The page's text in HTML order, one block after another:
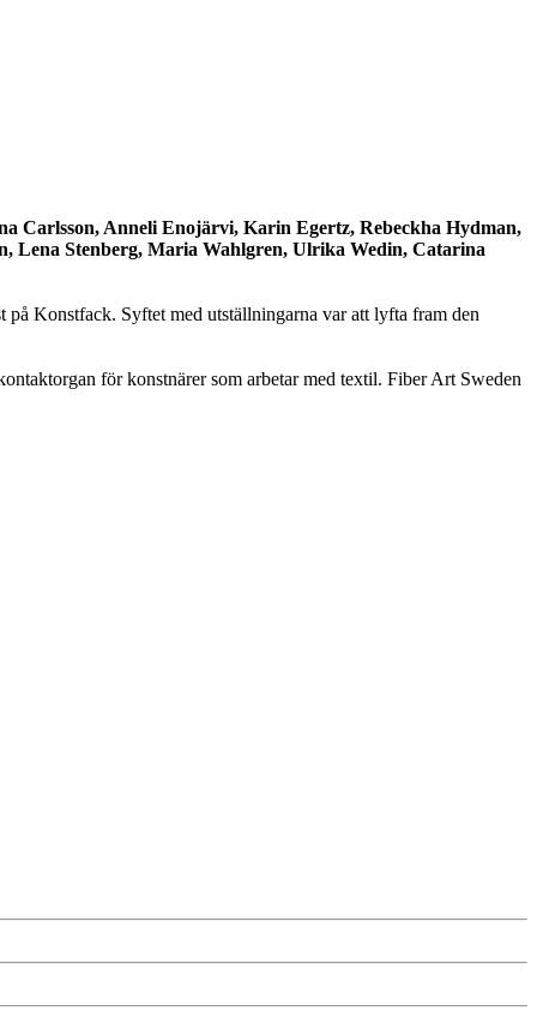
Carlsson, Anneli Enojärvi, Karin Egertz, Rebeckha Hydman,
Lena Stenberg, Maria Wahlgren, Ulrika Wedin, Catarina
Konstfack. Syftet med utställningarna var att lyfta fram den
för konstnärer som arbetar med textil. Fiber Art Sweden